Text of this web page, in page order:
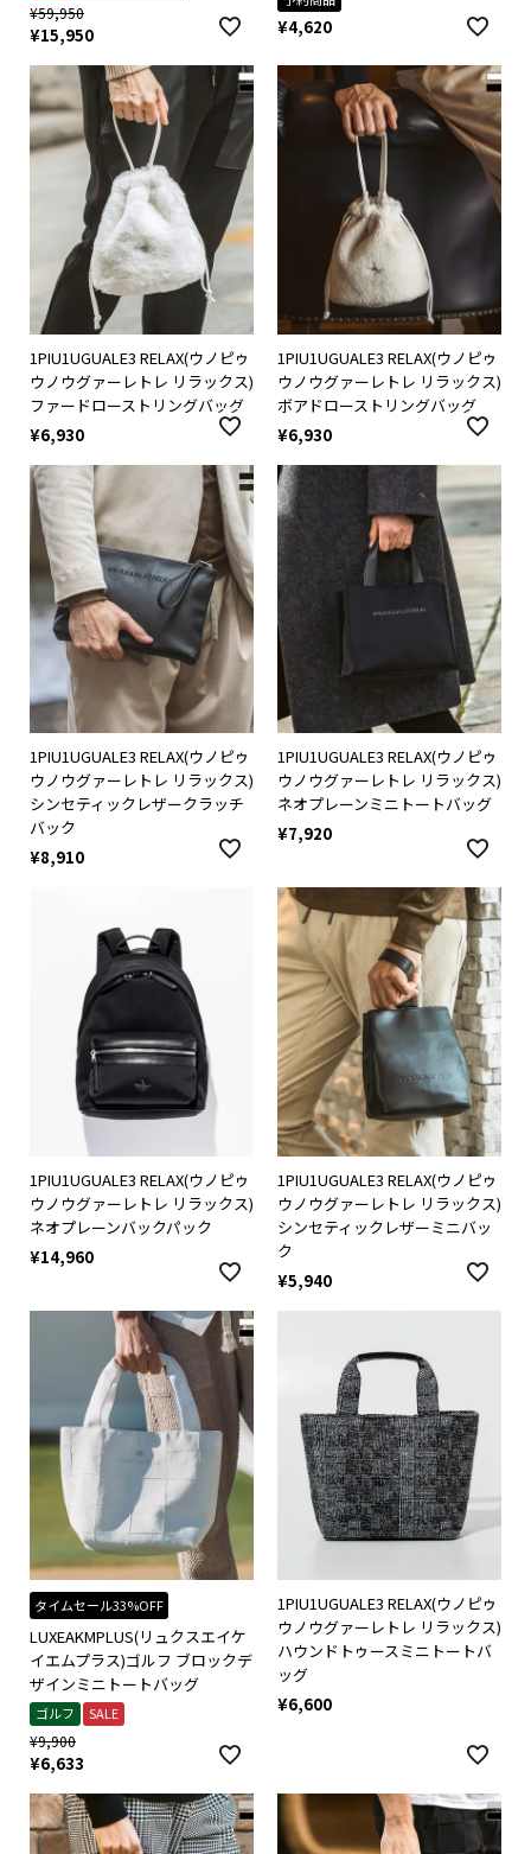
¥59,950
¥15,950 ¥4,620
1PIU1UGUALE3 RELAX(ウノピゥ
ウノウグァーレトレ リラックス)
ファードローストリングバッグ
¥6,930
1PIU1UGUALE3 RELAX(ウノピゥ
ウノウグァーレトレ リラックス)
ボアドローストリングバッグ
¥6,930
1PIU1UGUALE3 RELAX(ウノピゥ
ウノウグァーレトレ リラックス)
シンセティックレザークラッチ
バック
¥8,910
1PIU1UGUALE3 RELAX(ウノピゥ
ウノウグァーレトレ リラックス)
ネオプレーンミニトートバッグ
¥7,920
1PIU1UGUALE3 RELAX(ウノピゥ
ウノウグァーレトレ リラックス)
ネオプレーンバックパック
¥14,960
1PIU1UGUALE3 RELAX(ウノピゥ
ウノウグァーレトレ リラックス)
シンセティックレザーミニバッ
ク
¥5,940
タイムセール33%OFF
LUXEAKMPLUS(リュクスエイケ
イエムプラス)ゴルフ ブロックデ
ザインミニトートバッグ
ゴルフ SALE
¥9,900
¥6,633
1PIU1UGUALE3 RELAX(ウノピゥ
ウノウグァーレトレ リラックス)
ハウンドトゥースミニトートバ
ッグ
¥6,600